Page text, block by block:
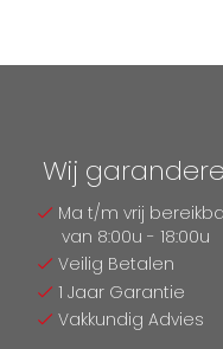
Wij
Ma t/m vrij
van 8:00u - 18:00u
Veilig Betalen
1 Jaar Garantie
Vakkundig Advies